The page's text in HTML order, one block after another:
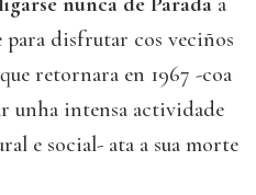
disfrutar cos veciños
retornara en 1967 -coa
unha intensa actividade
e social- ata a sua morte